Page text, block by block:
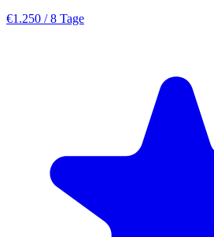
€1.250 / 8 Tage